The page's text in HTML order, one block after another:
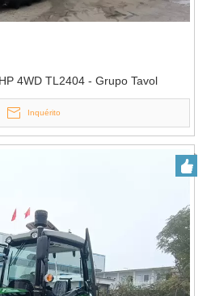
4WD TL2404 - Grupo Tavol
Inquérito